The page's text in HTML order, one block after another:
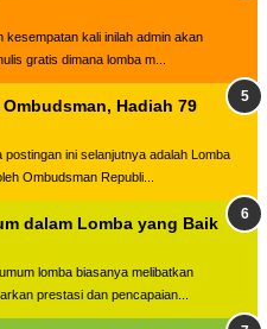
kesempatan kali inilah admin akan
gratis dimana lomba m...
Hadiah 79
ini selanjutnya adalah Lomba
Ombudsman Republi...
dalam Lomba yang Baik
lomba biasanya melibatkan
prestasi dan pencapaian...